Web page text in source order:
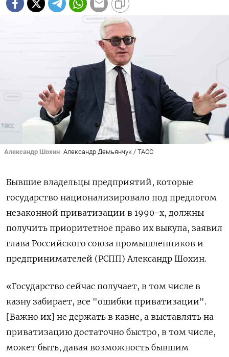
Александр Шохин Александр Демьянчук / ТАСС
Бывшие владельцы предприятий, которые
государство национализировало под предлогом
незаконной приватизации в 1990-х, должны
получить приоритетное право их выкупа, заявил
глава Российского союза промышленников и
предпринимателей (РСПП) Александр Шохин.
«Государство сейчас получает, в том числе в
казну забирает, все "ошибки приватизации".
[Важно их] не держать в казне, а выставлять на
приватизацию достаточно быстро, в том числе,
может быть, давая возможность бывшим